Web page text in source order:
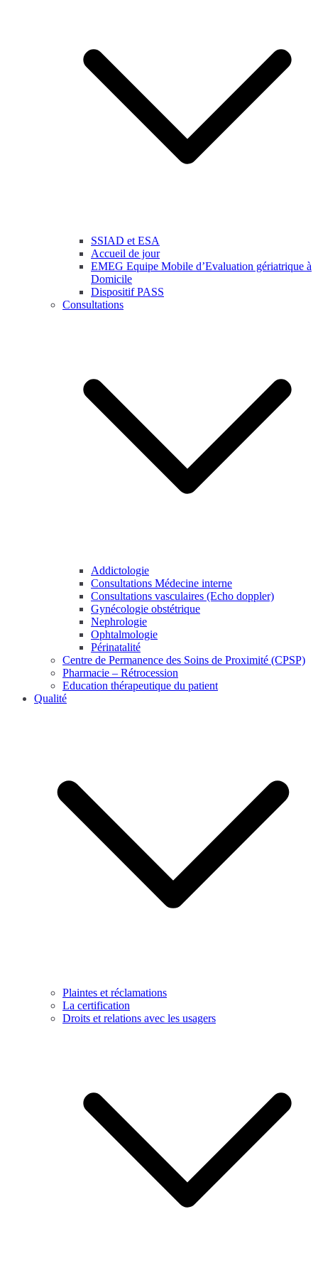
SSIAD et ESA
Accueil de jour
EMEG Equipe Mobile d’Evaluation gériatrique à
Domicile
Dispositif PASS
Consultations
Addictologie
Consultations Médecine interne
Consultations vasculaires (Echo doppler)
Gynécologie obstétrique
Nephrologie
Ophtalmologie
Périnatalité
Centre de Permanence des Soins de Proximité (CPSP)
Pharmacie – Rétrocession
Education thérapeutique du patient
Qualité
Plaintes et réclamations
La certification
Droits et relations avec les usagers